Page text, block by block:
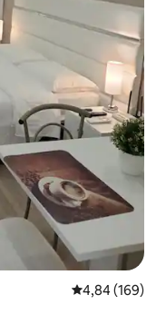
Note
4,84 (169)